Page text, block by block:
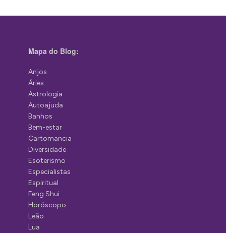
Mapa do Blog:
Anjos
Áries
Astrologia
Autoajuda
Banhos
Bem-estar
Cartomancia
Diversidade
Esoterismo
Especialistas
Espiritual
Feng Shui
Horóscopo
Leão
Lua